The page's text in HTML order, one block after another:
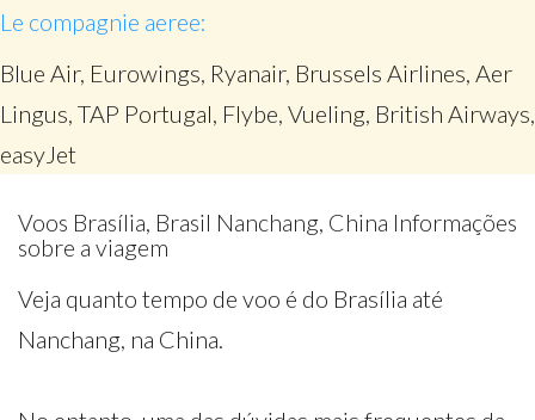
Le compagnie aeree:
Blue Air, Eurowings, Ryanair, Brussels Airlines, Aer
Lingus, TAP Portugal, Flybe, Vueling, British Airways,
easyJet
Voos Brasília, Brasil Nanchang, China Informações
sobre a viagem
Veja quanto tempo de voo é do Brasília até
Nanchang, na China.